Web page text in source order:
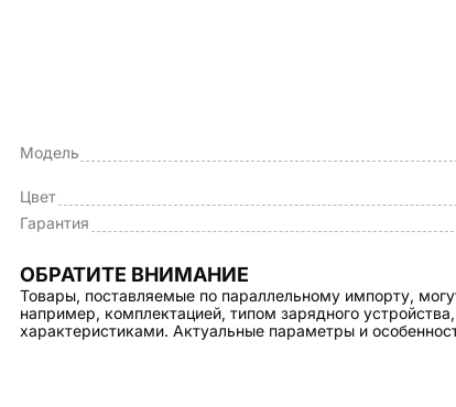
Модель
Цвет
Гарантия
ОБРАТИТЕ ВНИМАНИЕ
Товары, поставляемые по параллельному импорту,
например, комплектацией, типом зарядного
характеристиками. Актуальные параметры и